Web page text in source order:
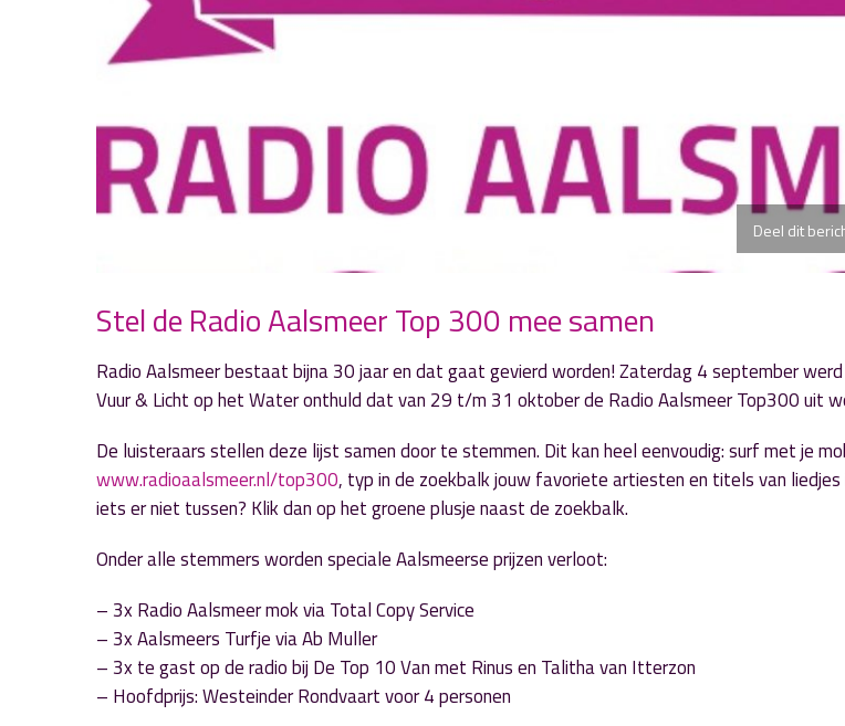
Deel dit
Stel de Radio Aalsmeer Top 300 mee samen
Radio Aalsmeer bestaat bijna 30 jaar en dat gaat gevierd worden! Zaterdag 4 september
Vuur & Licht op het Water onthuld dat van 29 t/m 31 oktober de Radio Aalsmeer Top300 uit
De luisteraars stellen deze lijst samen door te stemmen. Dit kan heel eenvoudig: surf met je
www.radioaalsmeer.nl/top300, typ in de zoekbalk jouw favoriete artiesten en titels van liedjes
iets er niet tussen? Klik dan op het groene plusje naast de zoekbalk.
Onder alle stemmers worden speciale Aalsmeerse prijzen verloot:
– 3x Radio Aalsmeer mok via Total Copy Service
– 3x Aalsmeers Turfje via Ab Muller
– 3x te gast op de radio bij De Top 10 Van met Rinus en Talitha van Itterzon
– Hoofdprijs: Westeinder Rondvaart voor 4 personen